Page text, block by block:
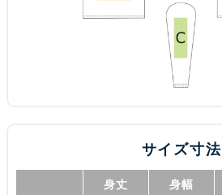
サイズ寸法
身丈 身幅